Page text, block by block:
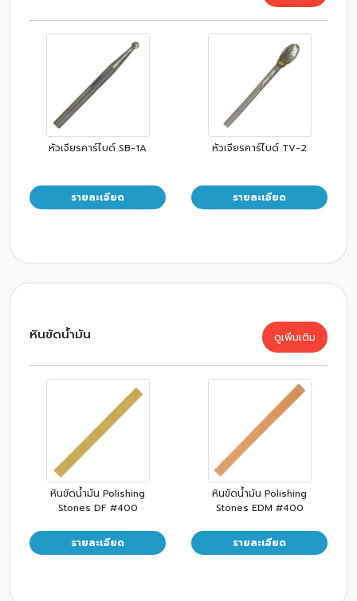
หัวเจียรคาร์ไบด์ SB-1A
รายละเอียด
หัวเจียรคาร์ไบด์ TV-2
รายละเอียด
หินขัดน้ำมัน ดูเพิ่มเติม
หินขัดน้ำมัน Polishing
Stones DF #400
รายละเอียด
หินขัดน้ำมัน Polishing
Stones EDM #400
รายละเอียด